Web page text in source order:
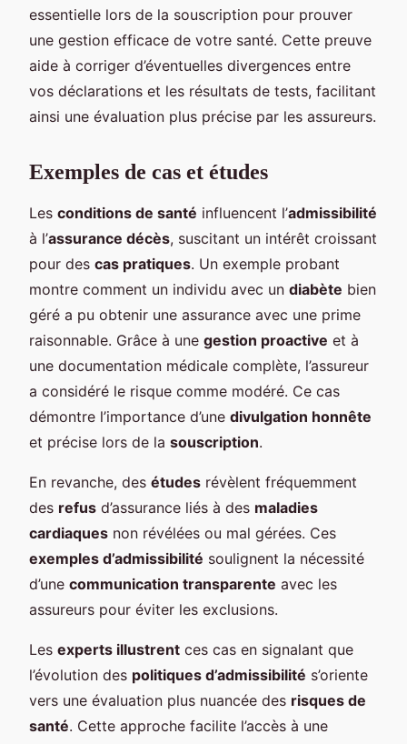
essentielle lors de la souscription pour prouver
une gestion efficace de votre santé. Cette preuve
aide à corriger d’éventuelles divergences entre
vos déclarations et les résultats de tests, facilitant
ainsi une évaluation plus précise par les assureurs.
Exemples de cas et études
Les conditions de santé influencent l’admissibilité
à l’assurance décès, suscitant un intérêt croissant
pour des cas pratiques. Un exemple probant
montre comment un individu avec un diabète bien
géré a pu obtenir une assurance avec une prime
raisonnable. Grâce à une gestion proactive et à
une documentation médicale complète, l’assureur
a considéré le risque comme modéré. Ce cas
démontre l’importance d’une divulgation honnête
et précise lors de la souscription.
En revanche, des études révèlent fréquemment
des refus d’assurance liés à des maladies
cardiaques non révélées ou mal gérées. Ces
exemples d’admissibilité soulignent la nécessité
d’une communication transparente avec les
assureurs pour éviter les exclusions.
Les experts illustrent ces cas en signalant que
l’évolution des politiques d’admissibilité s’oriente
vers une évaluation plus nuancée des risques de
santé. Cette approche facilite l’accès à une